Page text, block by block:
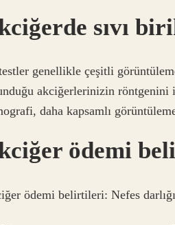
sıvı
genellikle çeşitli
akciğerlerinizin röntgenini
daha kapsamlı
ödemi
ödemi belirtileri: Nefes